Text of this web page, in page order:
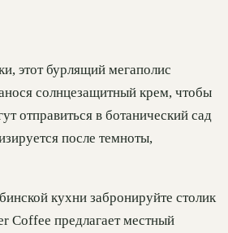
этот бурлящий мегаполис
солнцезащитный крем, чтобы
отправиться в ботанический сад
после темноты,
кухни забронируйте столик
Coffee предлагает местный